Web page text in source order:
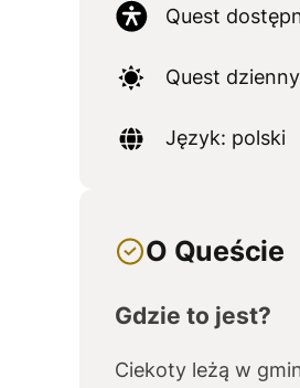
Quest
Quest dzienny
Język: polski
O Queście
Gdzie to jest?
Ciekoty leżą w